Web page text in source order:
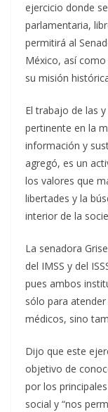
ejercicio donde
parlamentaria,
permitirá al
México, así como
su misión
El trabajo de las
pertinente en la
información y
agregó, es un
los valores que
libertades y la
interior de la
La senadora
del IMSS y del
pues ambos
sólo para
médicos, sino
Dijo que este
objetivo de
por los
social y “nos